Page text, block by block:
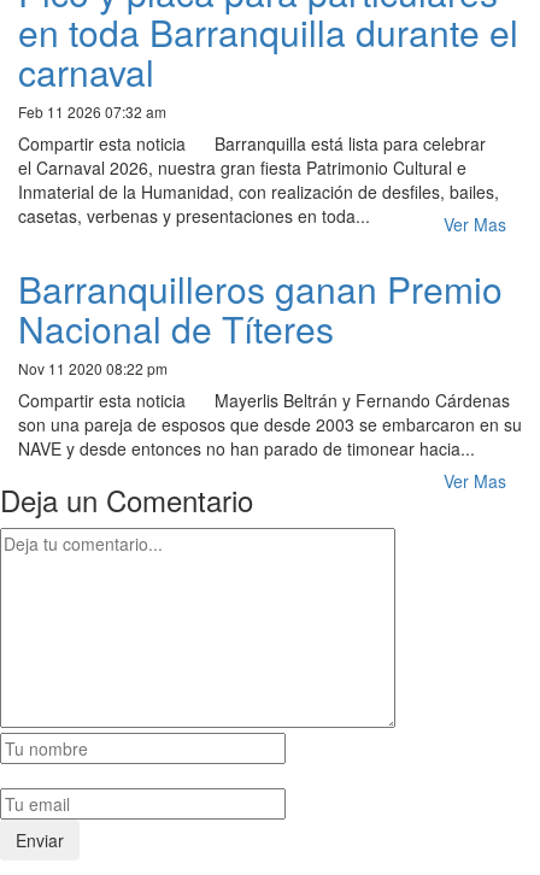
en toda Barranquilla durante el
carnaval
Feb 11 2026 07:32 am
Compartir esta noticia Barranquilla está lista para celebrar
el Carnaval 2026, nuestra gran fiesta Patrimonio Cultural e
Inmaterial de la Humanidad, con realización de desfiles, bailes,
casetas, verbenas y presentaciones en toda...
Ver Mas
Barranquilleros ganan Premio
Nacional de Títeres
Nov 11 2020 08:22 pm
Compartir esta noticia Mayerlis Beltrán y Fernando Cárdenas
son una pareja de esposos que desde 2003 se embarcaron en su
NAVE y desde entonces no han parado de timonear hacia...
Ver Mas
Deja un Comentario